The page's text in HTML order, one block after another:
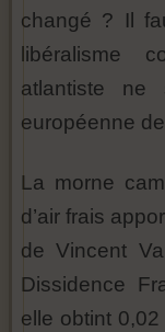
changé ? Il
libéralisme
atlantiste ne
européenne
La morne
d’air frais
de Vincent
Dissidence
elle obtint